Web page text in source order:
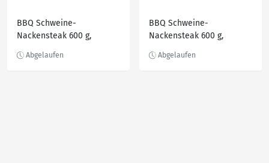
BBQ Schweine-
Nackensteak 600 g,
BBQ Schweine-
Nackensteak 600 g,